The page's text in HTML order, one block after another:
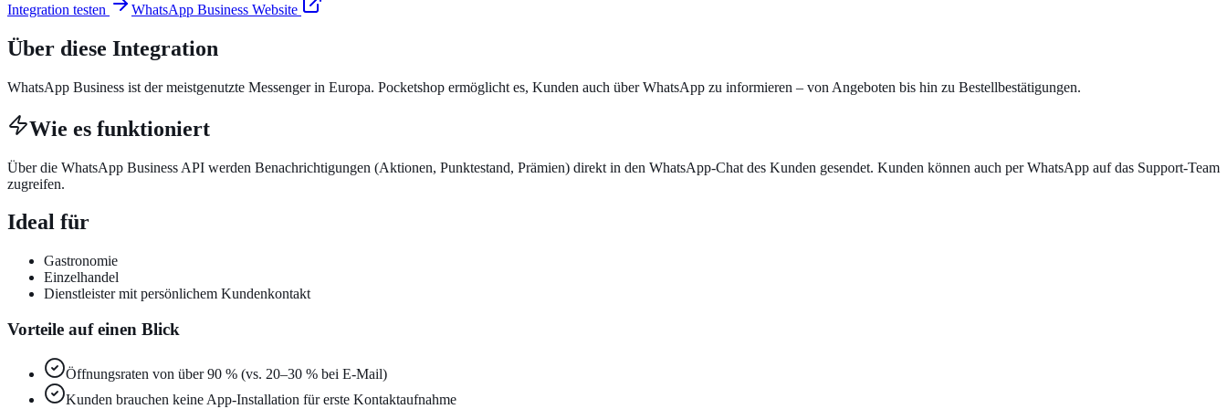
Integration testen WhatsApp Business Website
Über diese Integration
WhatsApp Business ist der meistgenutzte Messenger in Europa. Pocketshop ermöglicht es, Kunden auch über WhatsApp zu informieren – von Angeboten bis hin zu Bestellbestätigungen.
Wie es funktioniert
Über die WhatsApp Business API werden Benachrichtigungen (Aktionen, Punktestand, Prämien) direkt in den WhatsApp-Chat des Kunden gesendet. Kunden können auch per WhatsApp auf das Support-Team
zugreifen.
Ideal für
Gastronomie
Einzelhandel
Dienstleister mit persönlichem Kundenkontakt
Vorteile auf einen Blick
Öffnungsraten von über 90 % (vs. 20–30 % bei E-Mail)
Kunden brauchen keine App-Installation für erste Kontaktaufnahme